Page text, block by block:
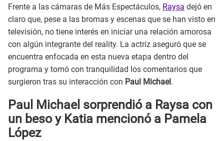
Frente a las cámaras de Más Espectáculos, Raysa dejó en
claro que, pese a las bromas y escenas que se han visto en
televisión, no tiene interés en iniciar una relación amorosa
con algún integrante del reality. La actriz aseguró que se
encuentra enfocada en esta nueva etapa dentro del
programa y tomó con tranquilidad los comentarios que
surgieron tras su interacción con Paul Michael.
Paul Michael sorprendió a Raysa con
un beso y Katia mencionó a Pamela
López